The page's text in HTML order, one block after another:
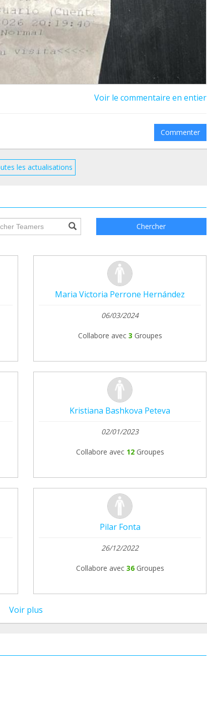
Voir le commentaire en entier
Commenter
les actualisations
Chercher
Maria Victoria Perrone Hernández
06/03/2024
Collabore avec 3 Groupes
Kristiana Bashkova Peteva
02/01/2023
Collabore avec 12 Groupes
Pilar Fonta
26/12/2022
Collabore avec 36 Groupes
Voir plus